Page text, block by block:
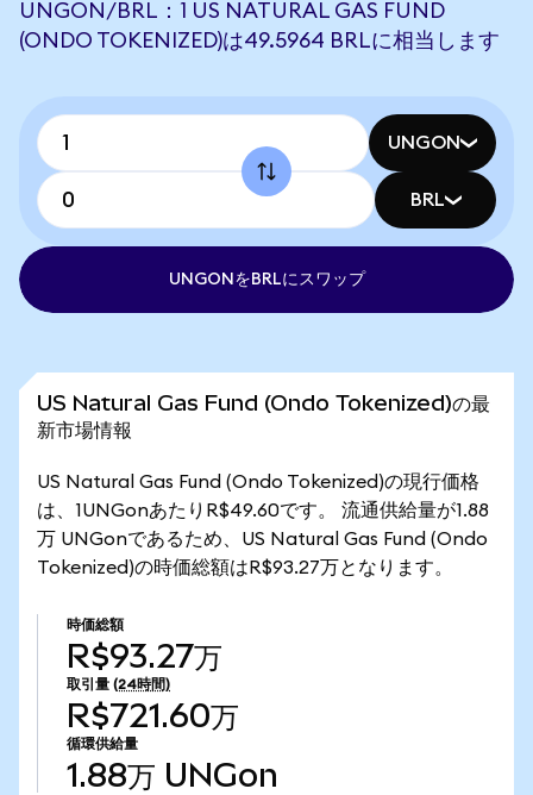
UNGON/BRL：1 US NATURAL GAS FUND
(ONDO TOKENIZED)は49.5964 BRLに相当します
UNGON
BRL
UNGONをBRLにスワップ
US Natural Gas Fund (Ondo Tokenized)の最
新市場情報
US Natural Gas Fund (Ondo Tokenized)の現行価格
は、1UNGonあたりR$49.60です。 流通供給量が1.88
万 UNGonであるため、US Natural Gas Fund (Ondo
Tokenized)の時価総額はR$93.27万となります。
時価総額
R$93.27万
取引量 (24時間)
R$721.60万
循環供給量
1.88万 UNGon